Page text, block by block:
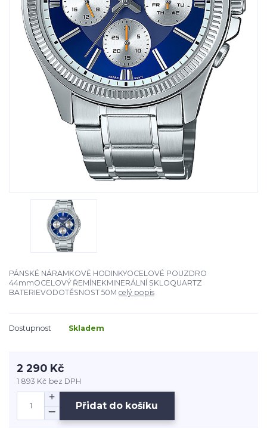
PÁNSKÉ NÁRAMKOVÉ HODINKYOCELOVÉ POUZDRO
44mmOCELOVÝ ŘEMÍNEKMINERÁLNÍ SKLOQUARTZ
BATERIEVODOTĚSNOST 50M celý popis
Dostupnost Skladem
2 290 Kč
1 893 Kč bez DPH
Přidat do košíku